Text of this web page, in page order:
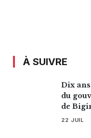
À SUIVRE
Dix
du
de
22 JUIL